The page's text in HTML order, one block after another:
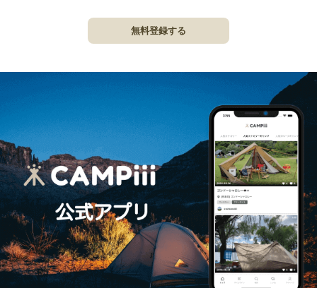
無料登録する